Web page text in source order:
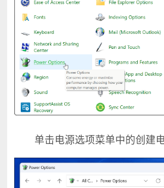
单击电源选项菜单中的创建电